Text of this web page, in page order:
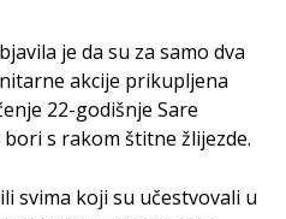
je da su za samo dva
akcije prikupljena
22-godišnje Sare
s rakom štitne žlijezde.
svima koji su učestvovali u